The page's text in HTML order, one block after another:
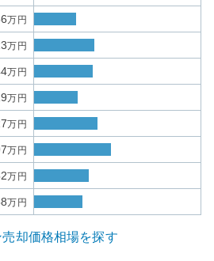
万円
万円
万円
万円
万円
万円
万円
万円
売却価格相場を探す